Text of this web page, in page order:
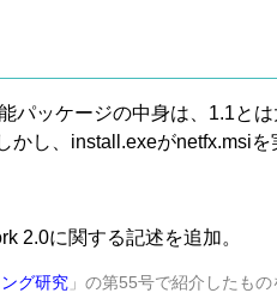
パッケージの中身は、1.1と
かし、install.exeがnetfx.msiを
2.0に関する記述を追加。
グ研究 」の第55号で紹介したもの